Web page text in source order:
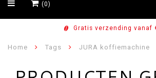
(0)
Gratis verzending vanaf
Home Tags JURA koffiemachine